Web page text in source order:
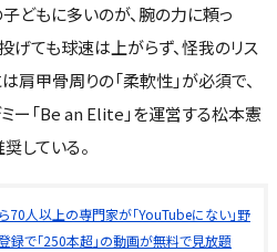
もに多いのが、腕の力に頼っ
げても球速は上がらず、怪我のリス
肩甲骨周りの「柔軟性」が必須で、
ー「Be an Elite」を運営する松本憲
している。
70人以上の専門家が「YouTubeにない」野
で「250本超」の動画が無料で見放題